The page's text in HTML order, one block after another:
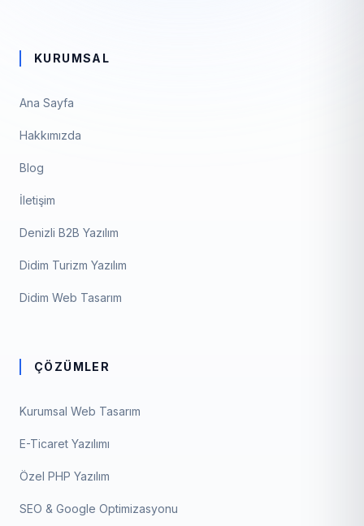
KURUMSAL
Ana Sayfa
Hakkımızda
Blog
İletişim
Denizli B2B Yazılım
Didim Turizm Yazılım
Didim Web Tasarım
ÇÖZÜMLER
Kurumsal Web Tasarım
E-Ticaret Yazılımı
Özel PHP Yazılım
SEO & Google Optimizasyonu